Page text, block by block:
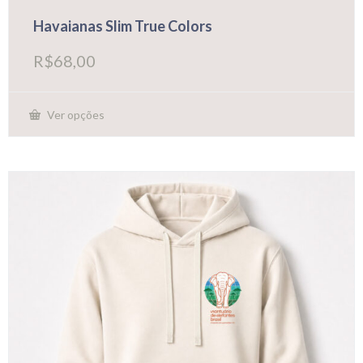
Havaianas Slim True Colors
R$68,00
Ver opções
Este
produto